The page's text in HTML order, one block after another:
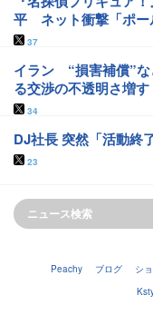
平 ネット衝撃「ポー
37
イラン “損害補償”
る交渉の不透明さ増す
34
DJ社長 突然「活動終
23
Peachy ブログ シ